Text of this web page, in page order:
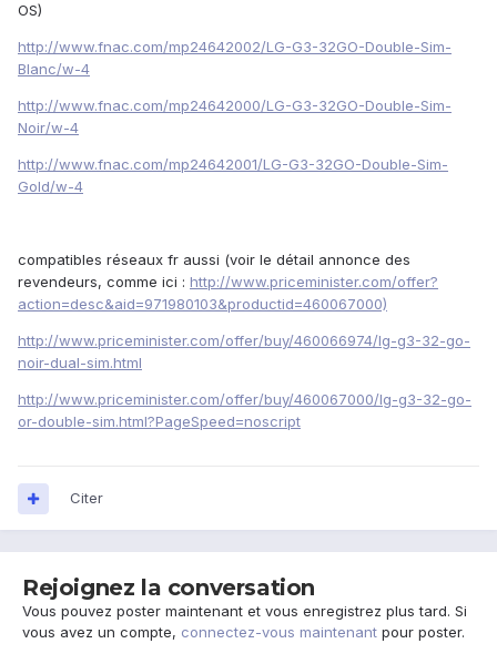
OS)
http://www.fnac.com/mp24642002/LG-G3-32GO-Double-Sim-
Blanc/w-4
http://www.fnac.com/mp24642000/LG-G3-32GO-Double-Sim-
Noir/w-4
http://www.fnac.com/mp24642001/LG-G3-32GO-Double-Sim-
Gold/w-4
compatibles réseaux fr aussi (voir le détail annonce des
revendeurs, comme ici : http://www.priceminister.com/offer?
action=desc&aid=971980103&productid=460067000)
http://www.priceminister.com/offer/buy/460066974/lg-g3-32-go-
noir-dual-sim.html
http://www.priceminister.com/offer/buy/460067000/lg-g3-32-go-
or-double-sim.html?PageSpeed=noscript
Citer
Rejoignez la conversation
Vous pouvez poster maintenant et vous enregistrez plus tard. Si
vous avez un compte, connectez-vous maintenant pour poster.